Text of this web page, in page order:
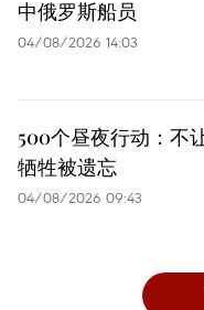
中俄罗斯船员
04/08/2026 14:03
500个昼夜行动：不
牺牲被遗忘
04/08/2026 09:43